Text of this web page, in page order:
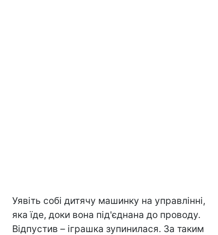
Уявіть собі дитячу машинку на управлінні,
яка їде, доки вона під'єднана до проводу.
Відпустив – іграшка зупинилася. За таким